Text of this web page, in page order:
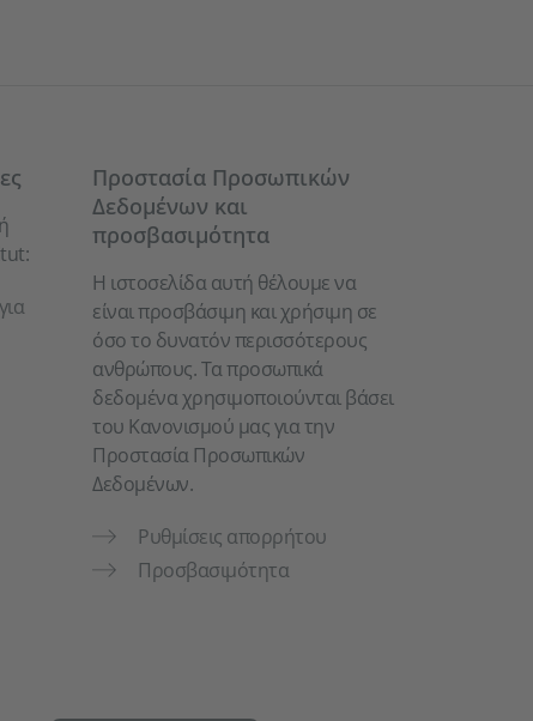
Προστασία Προσωπικών
Δεδομένων και
προσβασιμότητα
Η ιστοσελίδα αυτή θέλουμε να
είναι προσβάσιμη και χρήσιμη σε
όσο το δυνατόν περισσότερους
ανθρώπους. Τα προσωπικά
δεδομένα χρησιμοποιούνται βάσει
του Κανονισμού μας για την
Προστασία Προσωπικών
Δεδομένων.
Ρυθμίσεις απορρήτου
Προσβασιμότητα